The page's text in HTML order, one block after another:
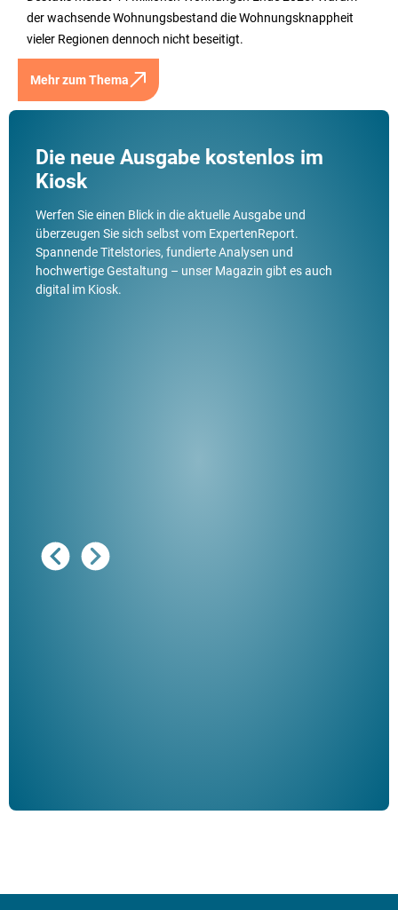
Destatis meldet 44 Millionen Wohnungen Ende 2025. Warum
der wachsende Wohnungsbestand die Wohnungsknappheit
Die neue Ausgabe kostenlos im
Kiosk
Werfen Sie einen Blick in die aktuelle Ausgabe und
überzeugen Sie sich selbst vom ExpertenReport.
Spannende Titelstories, fundierte Analysen und
hochwertige Gestaltung – unser Magazin gibt es auch